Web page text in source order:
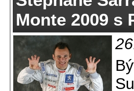
Monte 2009 s